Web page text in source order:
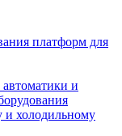
платформ для
и
и холодильному